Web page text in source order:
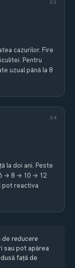
cazurilor. Fire
Pentru
uzual până la 8
la doi ani. Peste
→ 8 → 10 → 12
pot reactiva
dereducere
sau pot apărea
față de